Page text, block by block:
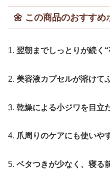
🌼 この商品のおすすめ
1. 翌朝までしっとりが続く
2. 美容液カプセルが溶けて
3. 乾燥による小ジワを目立
4. 爪周りのケアにも使いや
5. ベタつきが少なく、寝る